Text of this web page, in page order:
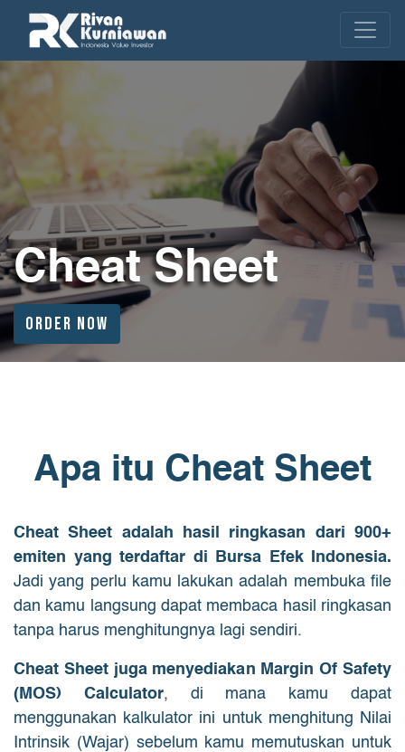
Cheat Sheet
ORDER NOW
Apa itu Cheat Sheet
Cheat Sheet adalah hasil ringkasan dari 900+
emiten yang terdaftar di Bursa Efek Indonesia.
Jadi yang perlu kamu lakukan adalah membuka file
dan kamu langsung dapat membaca hasil ringkasan
tanpa harus menghitungnya lagi sendiri.
Cheat Sheet juga menyediakan Margin Of Safety
(MOS) Calculator, di mana kamu dapat
menggunakan kalkulator ini untuk menghitung Nilai
Intrinsik (Wajar) sebelum kamu memutuskan untuk